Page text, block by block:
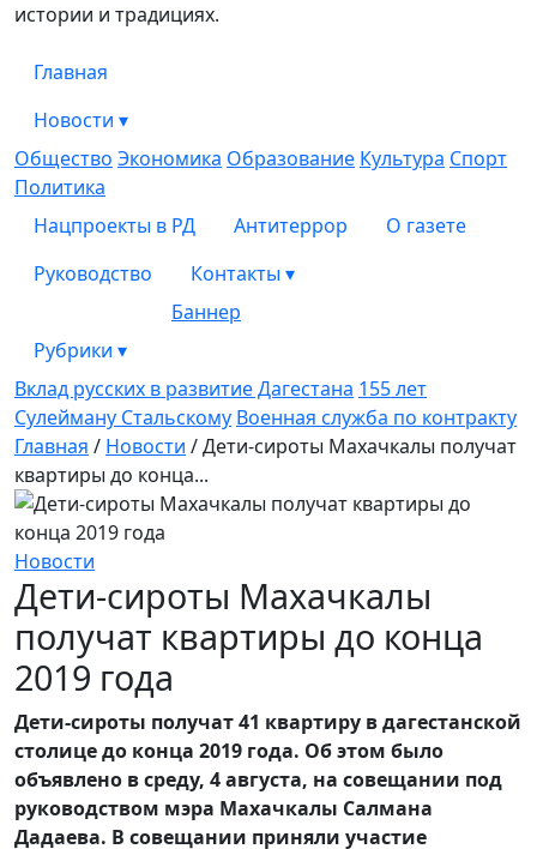
истории и традициях.
Главная
Новости ▾
Общество Экономика Образование Культура Спорт
Политика
Нацпроекты в РД
Антитеррор
О газете
Руководство
Контакты ▾
Баннер
Рубрики ▾
Вклад русских в развитие Дагестана 155 лет
Сулейману Стальскому Военная служба по контракту
Главная / Новости /Дети-сироты Махачкалы получат
квартиры до конца...
Новости
Дети-сироты Махачкалы
получат квартиры до конца
2019 года
Дети-сироты получат 41 квартиру в дагестанской
столице до конца 2019 года. Об этом было
объявлено в среду, 4 августа, на совещании под
руководством мэра Махачкалы Салмана
Дадаева. В совещании приняли участие